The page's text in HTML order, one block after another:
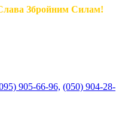
Збройним Силам!
905-66-96, (050) 904-28-